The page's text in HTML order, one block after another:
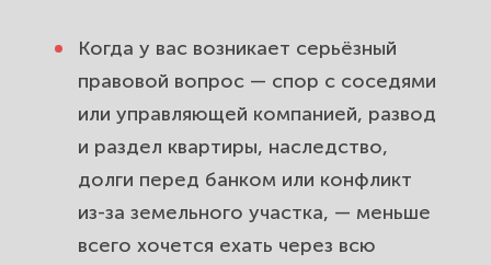
Головинский. Взыщем ущерб со
страховой и виновника, защитим
от лишения прав.
Кредиты, долги и споры с банками
в районе Головинский. Снизим
долг и защитим от давления.
Когда у вас возникает серьёзный
правовой вопрос — спор с соседями
или управляющей компанией, развод
и раздел квартиры, наследство,
долги перед банком или конфликт
из-за земельного участка, — меньше
всего хочется ехать через всю